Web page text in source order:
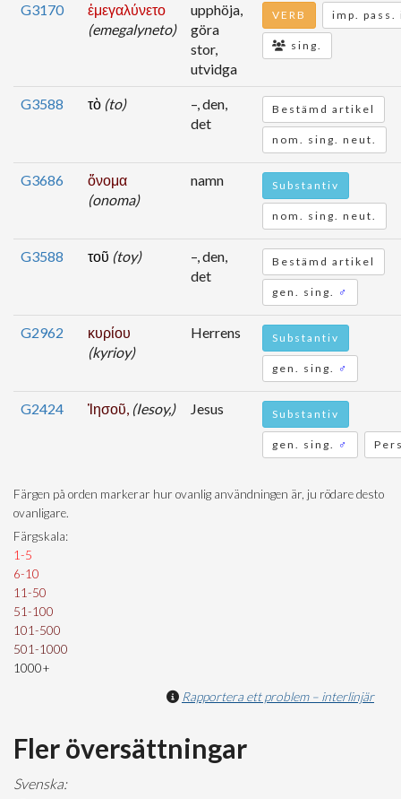
G3170
ἐμεγαλύνετο
(emegalyneto)
upphöja,
göra
stor,
utvidga
VERB imp. pass.
sing.
G3588 τὸ (to)
–, den,
det
Bestämd artikel
nom. sing. neut.
G3686
ὄνομα
(onoma)
namn Substantiv
nom. sing. neut.
G3588 τοῦ (toy)
–, den,
det
Bestämd artikel
gen. sing. ♂
G2962
κυρίου
(kyrioy)
Herrens Substantiv
gen. sing. ♂
G2424 Ἰησοῦ, (Iesoy,) Jesus Substantiv
gen. sing. ♂
Färgen på orden markerar hur ovanlig användningen är, ju rödare desto
ovanligare.
Färgskala:
1-5
6-10
11-50
51-100
101-500
501-1000
1000+
Rapportera ett problem – interlinjär
Fler översättningar
Svenska: